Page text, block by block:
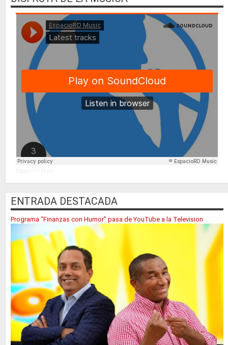
EspacioRD Music
ENTRADA DESTACADA
Programa “Finanzas con Humor” pasa de YouTube a la Television